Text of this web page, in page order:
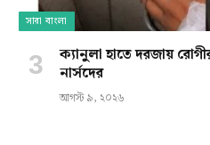
সারা বাংলা
ক্যানুলা হাতে দরজায়
নার্সদের
আগস্ট ৯, ২০২৬